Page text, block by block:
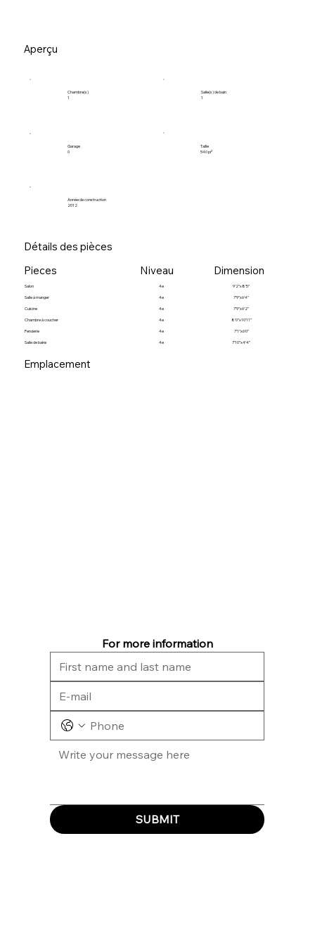
For more information
SUBMIT
Aperçu
Chambre(s)
1
Salle(s) de bain
1
Garage
0
Année de construction
2012
Taille
540 pi²
Détails des pièces
Pieces
Salon
Salle à manger
Cuisine
Chambre à coucher
Penderie
Salle de bains
Niveau
4e
4e
4e
4e
4e
4e
Dimension
9’2”x8’5”
7’9”x6’4”
7’9”x6’2”
8’0”x10’11”
7’1”x6’0”
7’10”x4’4”
Emplacement